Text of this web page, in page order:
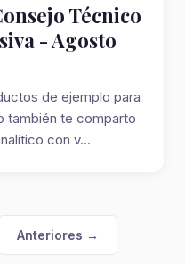
Técnico
- Agosto
de ejemplo para
también te comparto
con v...
Anteriores →